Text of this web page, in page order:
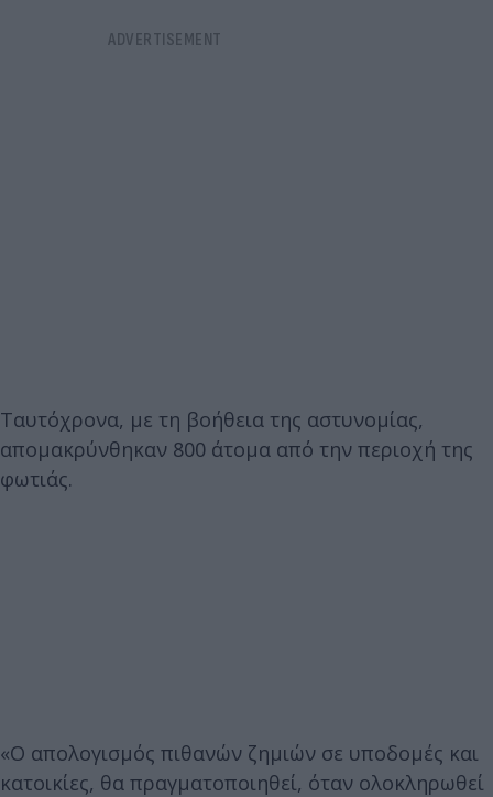
Ταυτόχρονα, με τη βοήθεια της αστυνομίας,
απομακρύνθηκαν 800 άτομα από την περιοχή της
φωτιάς.
«Ο απολογισμός πιθανών ζημιών σε υποδομές και
κατοικίες, θα πραγματοποιηθεί, όταν ολοκληρωθεί